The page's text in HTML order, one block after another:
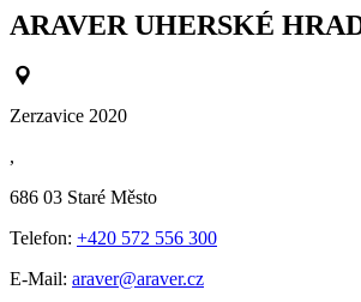
ARAVER UHERSKÉ
Zerzavice 2020
,
686 03 Staré Město
Telefon: +420 572 556 300
E-Mail: araver@araver.cz